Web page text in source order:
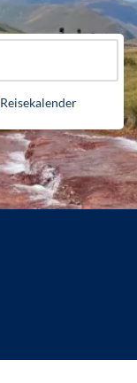
Reisekalender